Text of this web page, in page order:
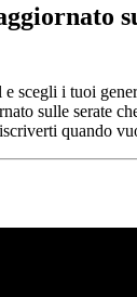
scegli i tuoi
sulle serate
quando